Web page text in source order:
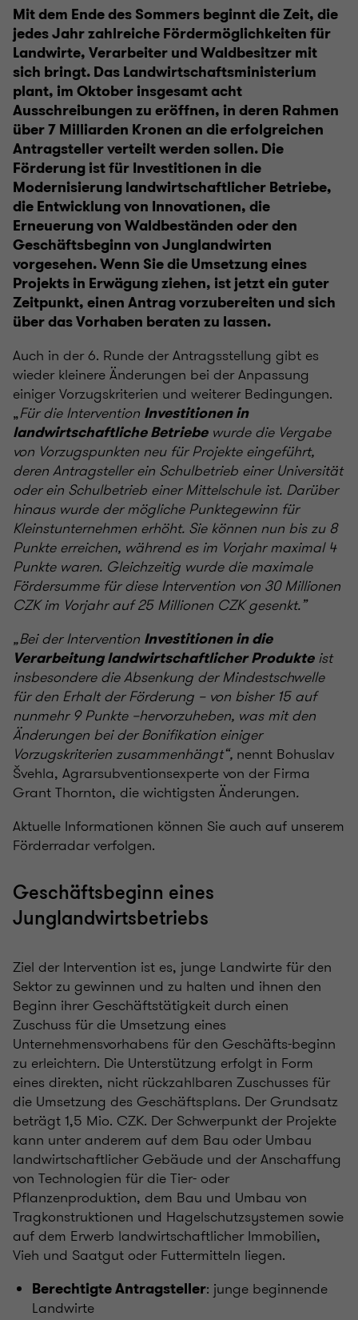
Mit dem Ende des Sommers beginnt die Zeit, die
jedes Jahr zahlreiche Fördermöglichkeiten für
Landwirte, Verarbeiter und Waldbesitzer mit
sich bringt. Das Landwirtschaftsministerium
plant, im Oktober insgesamt acht
Ausschreibungen zu eröffnen, in deren Rahmen
über 7 Milliarden Kronen an die erfolgreichen
Antragsteller verteilt werden sollen. Die
Förderung ist für Investitionen in die
Modernisierung landwirtschaftlicher Betriebe,
die Entwicklung von Innovationen, die
Erneuerung von Waldbeständen oder den
Geschäftsbeginn von Junglandwirten
vorgesehen. Wenn Sie die Umsetzung eines
Projekts in Erwägung ziehen, ist jetzt ein guter
Zeitpunkt, einen Antrag vorzubereiten und sich
über das Vorhaben beraten zu lassen.
Auch in der 6. Runde der Antragsstellung gibt es
wieder kleinere Änderungen bei der Anpassung
einiger Vorzugskriterien und weiterer Bedingungen.
„Für die Intervention Investitionen in
landwirtschaftliche Betriebewurde die Vergabe
von Vorzugspunkten neu für Projekte eingeführt,
deren Antragsteller ein Schulbetrieb einer Universität
oder ein Schulbetrieb einer Mittelschule ist. Darüber
hinaus wurde der mögliche Punktegewinn für
Kleinstunternehmen erhöht. Sie können nun bis zu 8
Punkte erreichen, während es im Vorjahr maximal 4
Punkte waren. Gleichzeitig wurde die maximale
Fördersumme für diese Intervention von 30 Millionen
CZK im Vorjahr auf 25 Millionen CZK gesenkt.”
„Bei der Intervention Investitionen in die
Verarbeitung landwirtschaftlicher Produkteist
insbesondere die Absenkung der Mindestschwelle
für den Erhalt der Förderung – von bisher 15 auf
nunmehr 9 Punkte –hervorzuheben, was mit den
Änderungen bei der Bonifikation einiger
Vorzugskriterien zusammenhängt“, nennt Bohuslav
Švehla, Agrarsubventionsexperte von der Firma
Grant Thornton, die wichtigsten Änderungen.
Aktuelle Informationen können Sie auch auf unserem
Förderradarverfolgen.
Geschäftsbeginn eines
Junglandwirtsbetriebs
Ziel der Intervention ist es, junge Landwirte für den
Sektor zu gewinnen und zu halten und ihnen den
Beginn ihrer Geschäftstätigkeit durch einen
Zuschuss für die Umsetzung eines
Unternehmensvorhabens für den Geschäfts-beginn
zu erleichtern. Die Unterstützung erfolgt in Form
eines direkten, nicht rückzahlbaren Zuschusses für
die Umsetzung des Geschäftsplans. Der Grundsatz
beträgt 1,5 Mio. CZK. Der Schwerpunkt der Projekte
kann unter anderem auf dem Bau oder Umbau
landwirtschaftlicher Gebäude und der Anschaffung
von Technologien für die Tier- oder
Pflanzenproduktion, dem Bau und Umbau von
Tragkonstruktionen und Hagelschutzsystemen sowie
auf dem Erwerb landwirtschaftlicher Immobilien,
Vieh und Saatgut oder Futtermitteln liegen.
Berechtigte Antragsteller: junge beginnende
Landwirte